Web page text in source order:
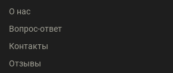
О нас
Вопрос-ответ
Контакты
Отзывы